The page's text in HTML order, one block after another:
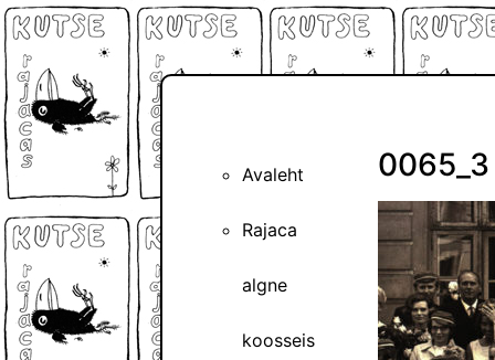
Avaleht
Rajaca
algne
koosseis
0065_3